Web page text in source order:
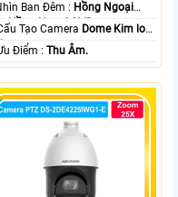
❃ Nhìn Ban Đêm : Hồng Ngoại
Hồng Ngoại SMD.
Cấu Tạo Camera Dome Kim loại
️💮 Ưu Điểm :Thu Âm.